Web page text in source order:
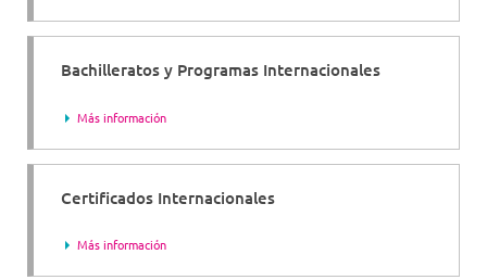
Bachilleratos y Programas Internacionales
Más información
Certificados Internacionales
Más información